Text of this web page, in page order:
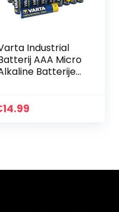
Industrial
AAA Micro
Batterijen
14.99